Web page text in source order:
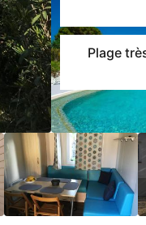
Plage